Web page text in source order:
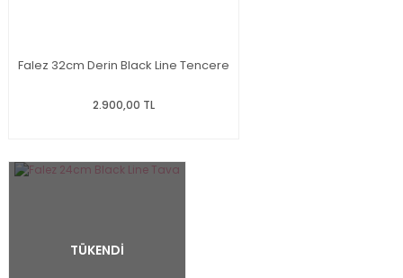
Falez 32cm Derin Black Line Tencere
2.900,00 TL
TÜKENDİ